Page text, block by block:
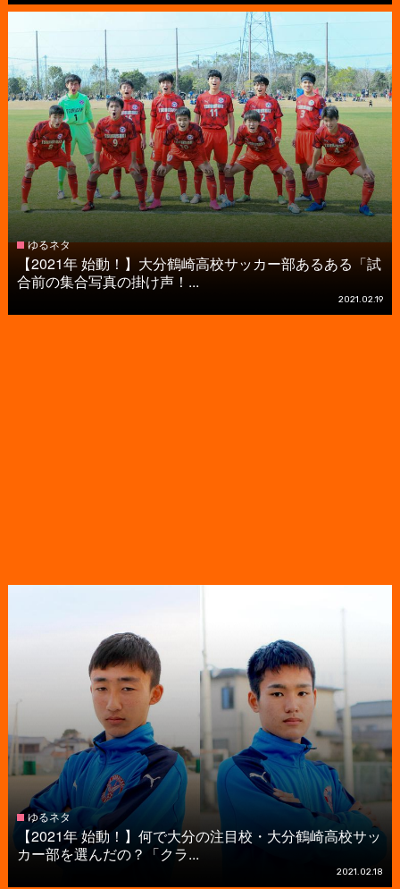
ゆるネタ
【2021年 始動！】大分鶴崎高校サッカー部あるある「試
合前の集合写真の掛け声！...
2021.02.19
ゆるネタ
【2021年 始動！】何で大分の注目校・大分鶴崎高校サッ
カー部を選んだの？「クラ...
2021.02.18